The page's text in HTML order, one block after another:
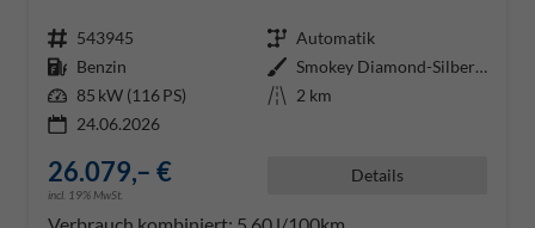
Fahrzeugnr. 543945 Getriebe Automatik
Kraftstoff Benzin Außenfarbe
Smokey Diamond-Silber Metallic
Leistung 85 kW (116 PS) Kilometerstand 2 km
24.06.2026
26.079,– €
incl. 19% MwSt.
Details
Verbrauch kombiniert: 5,60 l/100km